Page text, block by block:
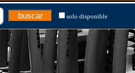
solo disponible